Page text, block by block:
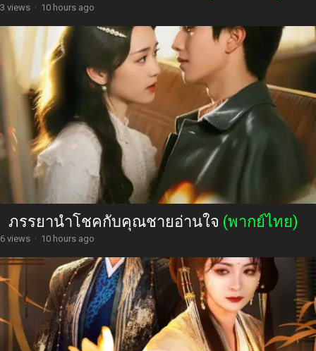
3 views · 10 hours ago
ภรรยานำโชคกับคุณชายอ่านใจ (พากย์ไทย)
6 views · 10 hours ago